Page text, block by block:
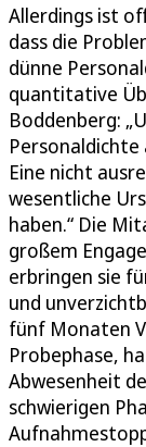
Allerdings ist
dass die
dünne
quantitative
Boddenberg:
Eine nicht
wesentliche
haben.“ Die
großem
erbringen sie
und
fünf Monaten
Probephase,
Abwesenheit
schwierigen